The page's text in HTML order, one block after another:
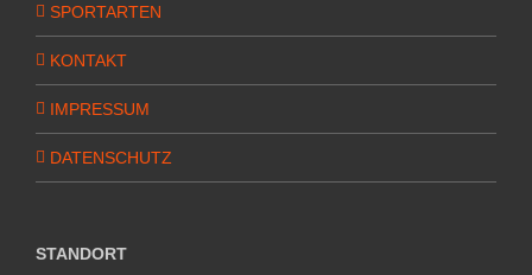
SPORTARTEN
KONTAKT
IMPRESSUM
DATENSCHUTZ
STANDORT